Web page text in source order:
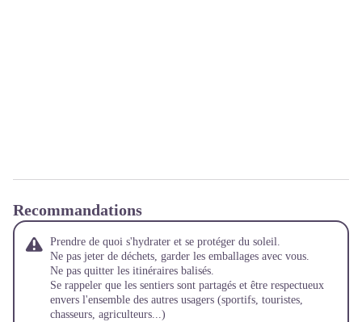
Recommandations
Prendre de quoi s'hydrater et se protéger du soleil.
Ne pas jeter de déchets, garder les emballages avec vous.
Ne pas quitter les itinéraires balisés.
Se rappeler que les sentiers sont partagés et être respectueux
envers l'ensemble des autres usagers (sportifs, touristes,
chasseurs, agriculteurs...)